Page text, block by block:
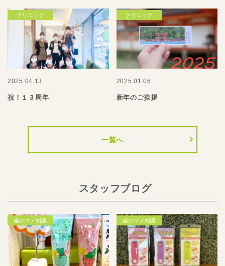
クリニック
2025.04.13
祝！１３周年
クリニック
2025.01.06
新年のご挨拶
一覧へ
スタッフブログ
歯のマメ知識 歯のマメ知識